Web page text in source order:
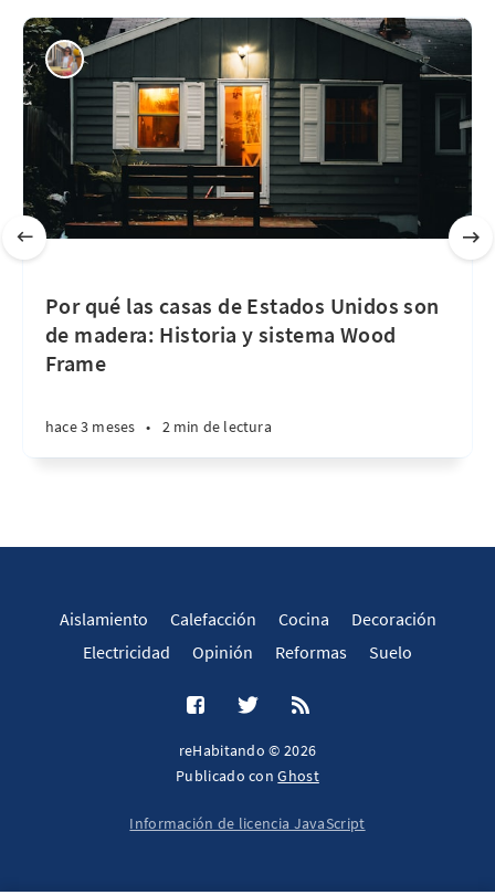
Por qué las casas de Estados Unidos son
de madera: Historia y sistema Wood
Frame
hace 3 meses • 2 min de lectura
Aislamiento Calefacción Cocina
Decoración
Electricidad
Opinión Reformas Suelo
reHabitando © 2026
Publicado conGhost
Información de licencia JavaScript